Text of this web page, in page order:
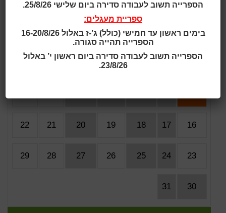
ראשון שני שלישי רביעי חמישי שישי שבת
1
5
16
17
18
19
20
21
22
23
24
25
26
27
28
29
30
31
הספרייה תשוב לעבודה סדירה ביום שלישי 25/8/26.
ספריית מעגלים:
בימים ראשון עד חמישי (כולל) ג’-ז באלול 16-20/8/26
הספרייה תהייה סגורה.
הספרייה תשוב לעבודה סדירה ביום ראשון י’ באלול
23/8/26.